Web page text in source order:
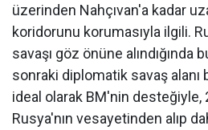
üzerinden Nahçıvan'a kadar
koridorunu korumasıyla ilgili.
savaşı göz önüne alındığında
sonraki diplomatik savaş alanı
ideal olarak BM'nin desteğiyle,
Rusya'nın vesayetinden alıp